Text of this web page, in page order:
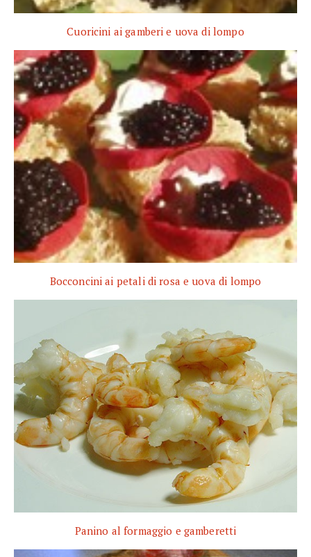
Cuoricini ai gamberi e uova di lompo
Bocconcini ai petali di rosa e uova di lompo
Panino al formaggio e gamberetti